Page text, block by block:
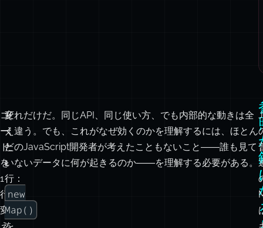
コ
ー
変
え
それだけだ。同じAPI、同じ使い方、でも内部的な動きは全
く違う。でも、これがなぜ効くのかを理解するには、ほとん